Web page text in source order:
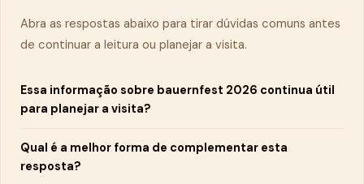
Abra as respostas abaixo para tirar dúvidas comuns antes
de continuar a leitura ou planejar a visita.
Essa informação sobre bauernfest 2026 continua útil
para planejar a visita?
Qual é a melhor forma de complementar esta
resposta?